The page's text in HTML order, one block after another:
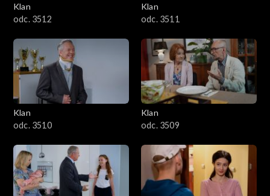
Klan
odc. 3512
Klan
odc. 3511
Klan
odc. 3510
Klan
odc. 3509